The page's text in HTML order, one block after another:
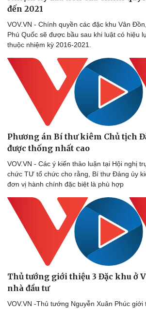
eSports
đến 2021
VOV.VN - Chính quyền các đặc khu Vân
Phú Quốc sẽ được bầu sau khi luật có hiệu
thuộc nhiệm kỳ 2016-2021.
Phương án Bí thư kiêm Chủ tịch
được thống nhất cao
VOV.VN - Các ý kiến thảo luận tại Hội nghị
chức TƯ tổ chức cho rằng, Bí thư Đảng ủy
đơn vị hành chính đặc biệt là phù hợp
Thủ tướng giới thiệu 3 Đặc khu ở
nhà đầu tư
VOV.VN -Thủ tướng Nguyễn Xuân Phúc giới